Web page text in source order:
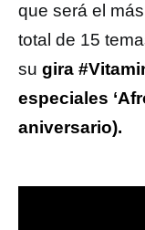
que será el
total de 15
su gira
especiales
aniversario).